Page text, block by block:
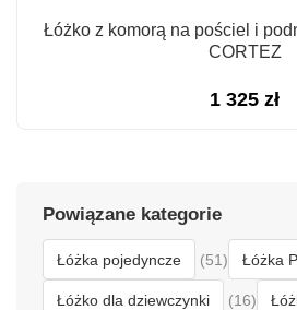
Łóżko z komorą na pościel i
CORTEZ
1 325 zł
Powiązane kategorie
Łóżka pojedyncze (51) Łóżka
Łóżko dla dziewczynki (16)